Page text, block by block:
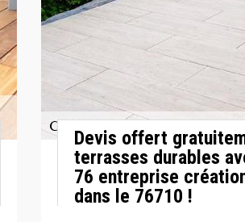
Devis offert
terrasses durables
76 entreprise
dans le 76710 !